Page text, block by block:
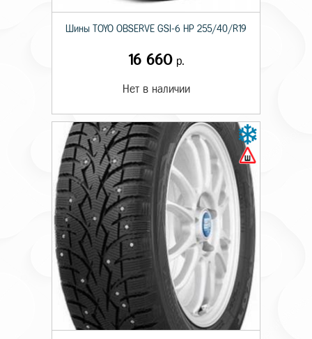
Шины TOYO OBSERVE GSI-6 HP 255/40/R19
16 660р.
Нет в наличии